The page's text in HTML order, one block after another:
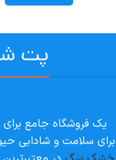
پت
یک فروشگاه جامع برای
برای سلامت و شادابی